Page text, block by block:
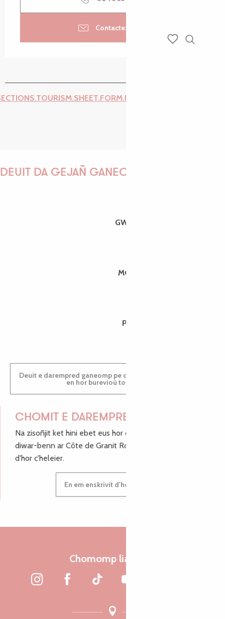
Contactez-nous
DEUIT DA GEJAÑ GANEOMP !
GWENAËLLE
MORGANE
PAULINE
Deuit e darempred ganeomp pe deuit da welet ac'hanomp
en hor burevioù touristerezh
CHOMIT E DAREMPRED !
Na zisoñjit ket hini ebet eus hor c'hinnigoù mat ha keleier
diwar-benn ar Côte de Granit Rose, enskrivit hoc'h anv
d'hor c'heleier.
En em enskrivit d'hor c'heleier
Chomomp liammet